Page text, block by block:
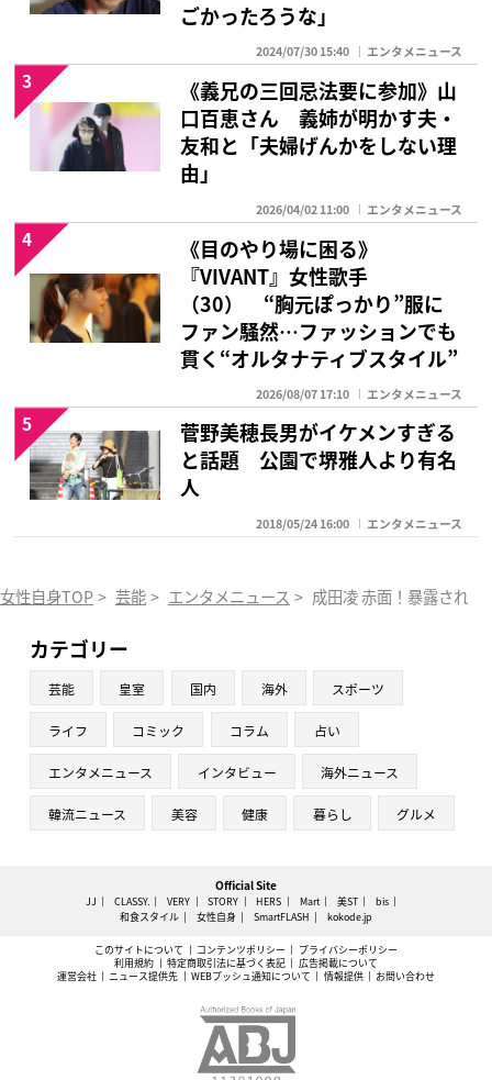
ごかったろうな」
2024/07/30 15:40 エンタメニュース
《義兄の三回忌法要に参加》山
口百恵さん 義姉が明かす夫・
友和と「夫婦げんかをしない理
由」
2026/04/02 11:00 エンタメニュース
3
《目のやり場に困る》
『VIVANT』女性歌手
（30） “胸元ぽっかり”服に
ファン騒然…ファッションでも
貫く“オルタナティブスタイル”
2026/08/07 17:10 エンタメニュース
4
菅野美穂長男がイケメンすぎる
と話題 公園で堺雅人より有名
人
2018/05/24 16:00 エンタメニュース
5
女性自身TOP > 芸能 > エンタメニュース > 成田凌 赤面！暴露され
カテゴリー
芸能 皇室 国内 海外 スポーツ
ライフ コミック コラム 占い
エンタメニュース インタビュー 海外ニュース
韓流ニュース 美容 健康 暮らし グルメ
Official Site
JJ CLASSY. VERY STORY HERS Mart 美ST
bis
和食スタイル
女性自身 SmartFLASH kokode.jp
このサイトについて コンテンツポリシー
プライバシーポリシー
利用規約
特定商取引法に基づく表記
広告掲載について
運営会社
ニュース提供先 WEBプッシュ通知について 情報提供 お問い合わせ